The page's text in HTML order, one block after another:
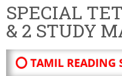
SPECIAL
& 2 STUDY
⭕ TAMIL READING